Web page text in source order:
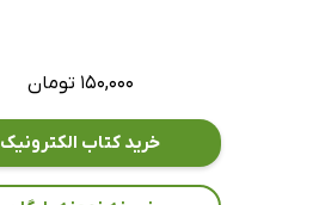
۱۵۰,۰۰۰ تومان
خرید کتاب الکترونیک